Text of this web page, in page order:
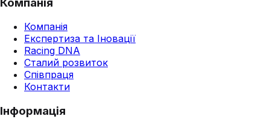
Компанія
Експертиза та Іновації
Racing DNA
Сталий розвиток
Співпраця
Контакти
Інформація